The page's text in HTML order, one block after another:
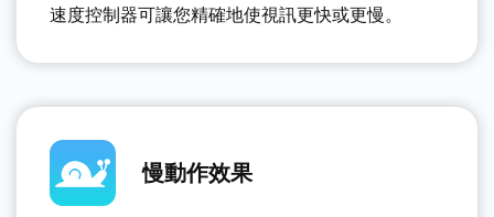
速度控制器可讓您精確地使視訊更快或更慢。
慢動作效果